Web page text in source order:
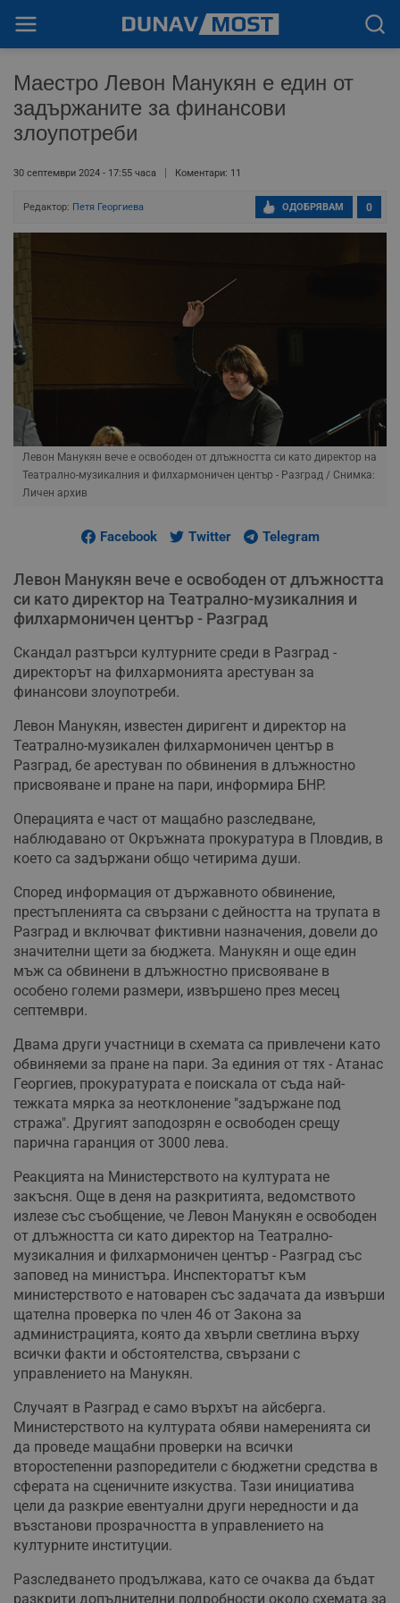
Маестро Левон Манукян е един от
задържаните за финансови
злоупотреби
30 септември 2024 - 17:55 часа Коментари: 11
Редактор: Петя Георгиева 0
ОДОБРЯВАМ
Левон Манукян вече е освободен от длъжността си като директор на
Театрално-музикалния и филхармоничен център - Разград / Снимка:
Личен архив
Facebook Twitter Telegram
Левон Манукян вече е освободен от длъжността
си като директор на Театрално-музикалния и
филхармоничен център - Разград
Скандал разтърси културните среди в Разград -
директорът на филхармонията арестуван за
финансови злоупотреби.
Левон Манукян, известен диригент и директор на
Театрално-музикален филхармоничен център в
Разград, бе арестуван по обвинения в длъжностно
присвояване и пране на пари, информира БНР.
Операцията е част от мащабно разследване,
наблюдавано от Окръжната прокуратура в Пловдив, в
което са задържани общо четирима души.
Според информация от държавното обвинение,
престъпленията са свързани с дейността на трупата в
Разград и включват фиктивни назначения, довели до
значителни щети за бюджета. Манукян и още един
мъж са обвинени в длъжностно присвояване в
особено големи размери, извършено през месец
септември.
Двама други участници в схемата са привлечени като
обвиняеми за пране на пари. За единия от тях - Атанас
Георгиев, прокуратурата е поискала от съда най-
тежката мярка за неотклонение "задържане под
стража". Другият заподозрян е освободен срещу
парична гаранция от 3000 лева.
Реакцията на Министерството на културата не
закъсня. Още в деня на разкритията, ведомството
излезе със съобщение, че Левон Манукян е освободен
от длъжността си като директор на Театрално-
музикалния и филхармоничен център - Разград със
заповед на министъра. Инспекторатът към
министерството е натоварен със задачата да извърши
щателна проверка по член 46 от Закона за
администрацията, която да хвърли светлина върху
всички факти и обстоятелства, свързани с
управлението на Манукян.
Случаят в Разград е само върхът на айсберга.
Министерството на културата обяви намеренията си
да проведе мащабни проверки на всички
второстепенни разпоредители с бюджетни средства в
сферата на сценичните изкуства. Тази инициатива
цели да разкрие евентуални други нередности и да
възстанови прозрачността в управлението на
културните институции.
Разследването продължава, като се очаква да бъдат
разкрити допълнителни подробности около схемата за